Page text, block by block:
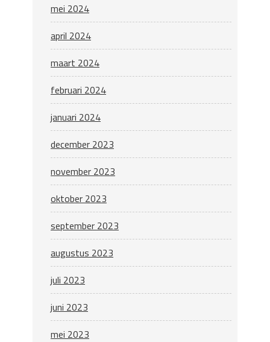
mei 2024
april 2024
maart 2024
februari 2024
januari 2024
december 2023
november 2023
oktober 2023
september 2023
augustus 2023
juli 2023
juni 2023
mei 2023